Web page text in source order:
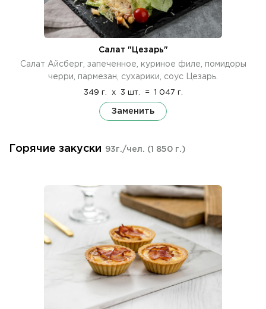
Салат "Цезарь"
Салат Айсберг, запеченное, куриное филе, помидоры
черри, пармезан, сухарики, соус Цезарь.
349 г. x 3 шт. = 1 047 г.
Заменить
Горячие закуски 93г./чел. (1 850 г.)